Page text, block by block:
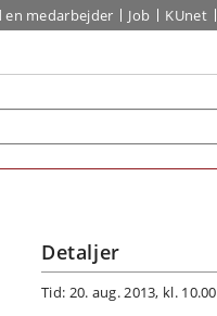
en medarbejder Job KUnet
Detaljer
Tid: 20. aug. 2013, kl. 10.00